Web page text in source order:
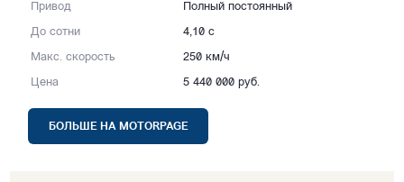
Привод Полный постоянный
До сотни 4,10 с
Макс. скорость 250 км/ч
Цена 5 440 000 руб.
БОЛЬШЕ НА MOTORPAGE